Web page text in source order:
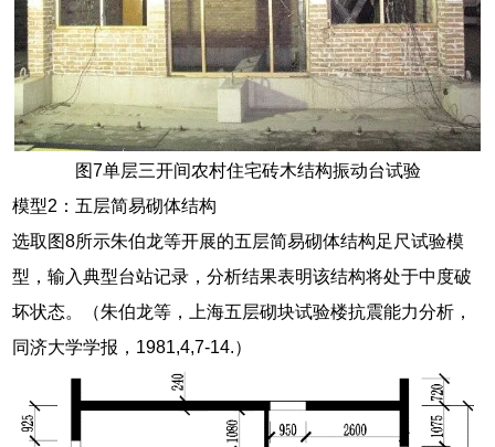
图7单层三开间农村住宅砖木结构振动台试验
模型2：五层简易砌体结构
选取图8所示朱伯龙等开展的五层简易砌体结构足尺试验模
型，输入典型台站记录，分析结果表明该结构将处于中度破
坏状态。（朱伯龙等，上海五层砌块试验楼抗震能力分析，
同济大学学报，1981,4,7-14.）